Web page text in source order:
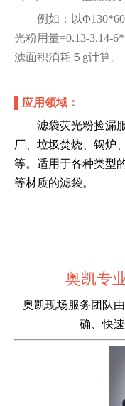
例如：以
光粉用量=0.13-3.14-
滤面积消耗５g计算。
应用领域：
滤袋荧光粉捡漏
厂、垃圾焚烧、锅炉
等。适用于各种类型
等材质的滤袋。
奥凯专
奥凯现场服务团队
确、快